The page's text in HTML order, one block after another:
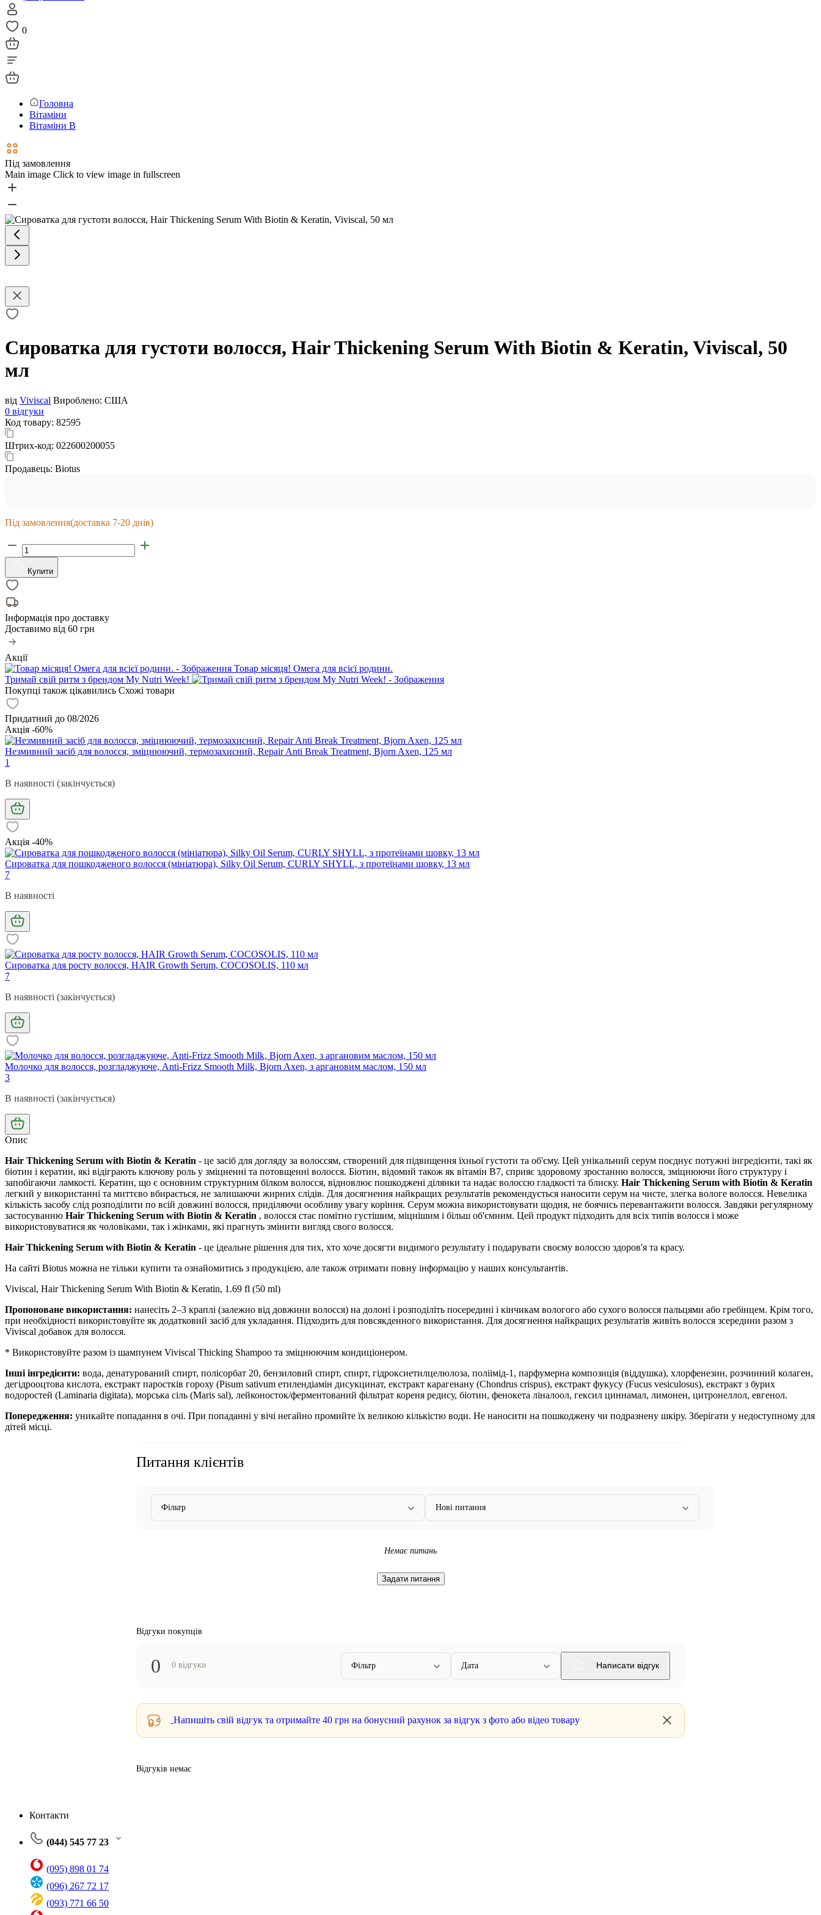
0
Головна
Вітаміни
Вітаміни В
Під замовлення
Main image Click to view image in fullscreen
Сироватка для густоти волосся, Hair Thickening Serum With Biotin & Keratin, Viviscal, 50
мл
від Viviscal Вироблено: США
0 відгуки
Код товару: 82595
Штрих-код: 022600200055
Продавець: Biotus
Під замовлення(доставка 7-20 днів)
Купити
Інформація про доставку
Доставимо від 60 грн
Акції
Товар місяця! Омега для всієї родини.
Тримай свій ритм з брендом My Nutri Week!
Покупці також цікавились Схожі товари
Придатний до 08/2026
Акція -60%
Незмивний засіб для волосся, зміцнюючий, термозахисний, Repair Anti Break Treatment, Bjorn Axen, 125 мл
1
В наявності (закінчується)
Акція -40%
Сироватка для пошкодженого волосся (мініатюра), Silky Oil Serum, CURLY SHYLL, з протеїнами шовку, 13 мл
7
В наявності
Сироватка для росту волосся, HAIR Growth Serum, COCOSOLIS, 110 мл
7
В наявності (закінчується)
Молочко для волосся, розгладжуюче, Anti-Frizz Smooth Milk, Bjorn Axen, з аргановим маслом, 150 мл
3
В наявності (закінчується)
Опис
Hair Thickening Serum with Biotin & Keratin - це засіб для догляду за волоссям, створений для підвищення їхньої густоти та об'єму. Цей унікальний серум поєднує потужні інгредієнти, такі як
біотин і кератин, які відіграють ключову роль у зміцненні та потовщенні волосся. Біотин, відомий також як вітамін B7, сприяє здоровому зростанню волосся, зміцнюючи його структуру і
запобігаючи ламкості. Кератин, що є основним структурним білком волосся, відновлює пошкоджені ділянки та надає волоссю гладкості та блиску. Hair Thickening Serum with Biotin & Keratin
легкий у використанні та миттєво вбирається, не залишаючи жирних слідів. Для досягнення найкращих результатів рекомендується наносити серум на чисте, злегка вологе волосся. Невелика
кількість засобу слід розподілити по всій довжині волосся, приділяючи особливу увагу коріння. Серум можна використовувати щодня, не боячись перевантажити волосся. Завдяки регулярному
застосуванню Hair Thickening Serum with Biotin & Keratin , волосся стає помітно густішим, міцнішим і більш об'ємним. Цей продукт підходить для всіх типів волосся і може
використовуватися як чоловіками, так і жінками, які прагнуть змінити вигляд свого волосся.
Hair Thickening Serum with Biotin & Keratin - це ідеальне рішення для тих, хто хоче досягти видимого результату і подарувати своєму волоссю здоров'я та красу.
На сайті Biotus можна не тільки купити та ознайомитись з продукцією, але також отримати повну інформацію у наших консультантів.
Viviscal, Hair Thickening Serum With Biotin & Keratin, 1.69 fl (50 ml)
Пропоноване використання: нанесіть 2–3 краплі (залежно від довжини волосся) на долоні і розподіліть посередині і кінчикам вологого або сухого волосся пальцями або гребінцем. Крім того,
при необхідності використовуйте як додатковий засіб для укладання. Підходить для повсякденного використання. Для досягнення найкращих результатів живіть волосся зсередини разом з
Viviscal добавок для волосся.
* Використовуйте разом із шампунем Viviscal Thicking Shampoo та зміцнюючим кондиціонером.
Інші інгредієнти: вода, денатурований спирт, полісорбат 20, бензиловий спирт, спирт, гідроксиетилцелюлоза, поліімід-1, парфумерна композиція (віддушка), хлорфенезин, розчинний колаген,
дегідрооцтова кислота, екстракт паростків гороху (Pisum sativum етилендіамін дисукцинат, екстракт карагенану (Chondrus crispus), екстракт фукусу (Fucus vesiculosus), екстракт з бурих
водоростей (Laminaria digitata), морська сіль (Maris sal), лейконосток/ферментований фільтрат кореня редису, біотин, фенокета ліналоол, гексил циннамал, лимонен, цитронеллол, евгенол.
Попередження: уникайте попадання в очі. При попаданні у вічі негайно промийте їх великою кількістю води. Не наносити на пошкоджену чи подразнену шкіру. Зберігати у недоступному для
дітей місці.
Питання клієнтів
Фільтр Нові питання
Немає питань
Задати питання
Відгуки покупців
0 0 відгуки Фільтр Дата Написати відгук
Напишіть свій відгук та отримайте 40 грн на бонусний рахунок за відгук з фото або відео товару
Відгуків немає
Контакти
(044) 545 77 23
(095) 898 01 74
(096) 267 72 17
(093) 771 66 50